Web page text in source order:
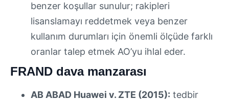
benzer koşullar sunulur; rakipleri
lisanslamayı reddetmek veya benzer
kullanım durumları için önemli ölçüde farklı
oranlar talep etmek AO’yu ihlal eder.
FRAND dava manzarası
AB ABAD Huawei v. ZTE (2015): tedbir